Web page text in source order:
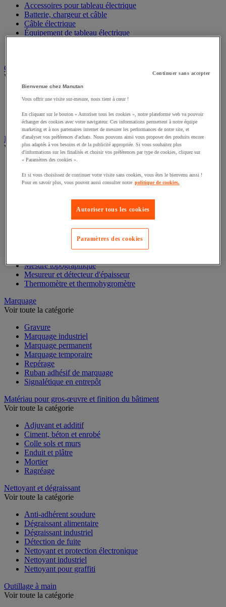
Accessoires pour tableau électrique
Batterie, chargeur et câble
Câble électrique
Équipement de tableau électrique
Graissage et lubrifiant
Voir toute la catégorie
Graisse et huile
Lubrifiant et dégrippant
Outils de graissage
Instrument de mesure
Voir toute la catégorie
Compteur et compteur-métreur
Dynamomètre
Instrument de mesure de laboratoire
Mesure de distance
Mesure de la vitesse
Mesure de l'environnement
Mesure d'électricité
Mesure du temps
Mesure topographique
Mesureur et détecteur d'épaisseur
Thermomètre et thermohygromètre
Marquage
Voir toute la catégorie
Gravure
Marquage industriel
Marquage permanent
Marquage temporaire
Repérage
Ruban adhésif de marquage
Signalétique en entrepôt
Matériau pour gros-œuvre et finition du bâtiment
Voir toute la catégorie
Adjuvant et additif
Ciment, béton et enrobé
Colle sols et murs
Enduit et plâtre
Mortier
Ragréage
Nettoyant et dégraissant
Voir toute la catégorie
Anti-adhérent soudure
Dégraissant alimentaire
Dégraissant industriel
Détection de fuite
Nettoyant et protection électronique
Nettoyant industriel
Nettoyant pour graffiti
Outillage à main
Voir toute la catégorie
Continuer sans accepter
Bienvenue chez Manutan
Vous offrir une visite sur-mesure, nous tient à cœur !
En cliquant sur le bouton « Autoriser tous les cookies », notre plateforme web va pouvoir
échanger des cookies avec votre navigateur. Ces informations permettent à notre équipe
marketing et à nos partenaires internet de mesurer les performances de notre site, et
d'analyser vos préférences d'achats. Nous pouvons ainsi vous proposer des produits encore
plus adaptés à vos besoins et de la publicité appropriée. Si vous souhaitez plus
d'informations sur les finalités et choisir vos préférences par type de cookies, cliquez sur
« Paramètres des cookies ».
Et si vous choisissez de continuer votre visite sans cookies, vous êtes le bienvenu aussi !
Pour en savoir plus, vous pouvez aussi consulter notre politique de cookies.
Autoriser tous les cookies
Paramètres des cookies